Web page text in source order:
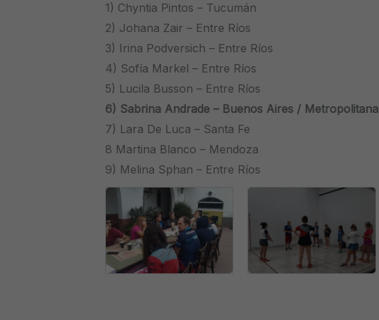
1) Chyntia Pintos – Tucumán
2) Johana Zair – Entre Ríos
3) Irina Podversich – Entre Ríos
4) Sofía Markel – Entre Ríos
5) Lucila Busson – Entre Ríos
6) Sabrina Andrade – Buenos Aires / Metropolitana
7) Lara De Luca – Santa Fe
8 Martina Blanco – Mendoza
9) Melina Sphan – Entre Ríos